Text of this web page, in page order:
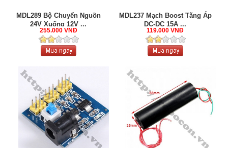
MDL289 Bộ Chuyển Nguồn
24V Xuống 12V ...
255.000 VNĐ
MDL237 Mạch Boost Tăng Áp
DC-DC 15A ...
119.000 VNĐ